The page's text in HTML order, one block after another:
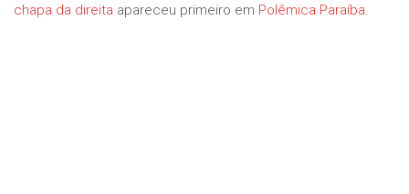
chapa da direita apareceu primeiro em Polêmica Paraíba.